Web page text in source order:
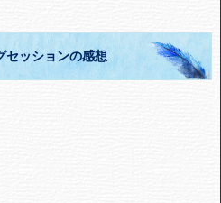
ッションの感想